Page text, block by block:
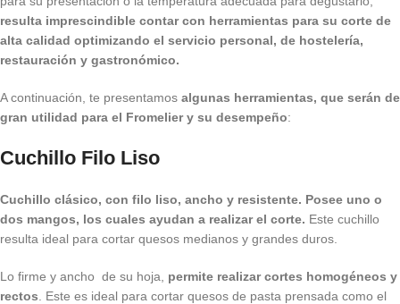
resulta imprescindible contar con herramientas para su corte de
alta calidad optimizando el servicio personal, de hostelería,
restauración y gastronómico.
A continuación, te presentamos algunas herramientas, que serán de
gran utilidad para el Fromelier y su desempeño:
Cuchillo Filo Liso
Cuchillo clásico, con filo liso, ancho y resistente. Posee uno o
dos mangos, los cuales ayudan a realizar el corte. Este cuchillo
resulta ideal para cortar quesos medianos y grandes duros.
Lo firme y ancho de su hoja, permite realizar cortes homogéneos y
rectos . Este es ideal para cortar quesos de pasta prensada como el